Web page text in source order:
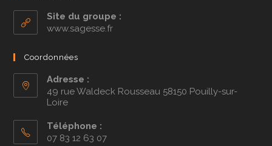
Site du groupe :
www.sagesse.fr
Coordonnées
Adresse :
49 rue Waldeck Rousseau 58150 Pouilly-sur-
Loire
Téléphone :
07 83 12 63 07